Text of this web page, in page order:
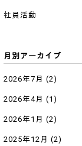
社員活動
月別アーカイブ
2026年7月 (2)
2026年4月 (1)
2026年1月 (2)
2025年12月 (2)